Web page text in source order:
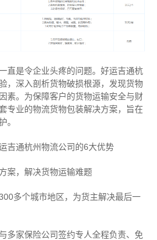
直是令企业头疼的问题。好运吉通杭
，深入剖析货物破损根源，发现货物
素。为保障客户的货物运输安全与财
专业的物流货物包装解决方案，旨在
。
吉通杭州物流公司的6大优势
案，解决货物运输难题
多个城市地区，为货主解决最后一
多家保险公司签约专人全程负责、免